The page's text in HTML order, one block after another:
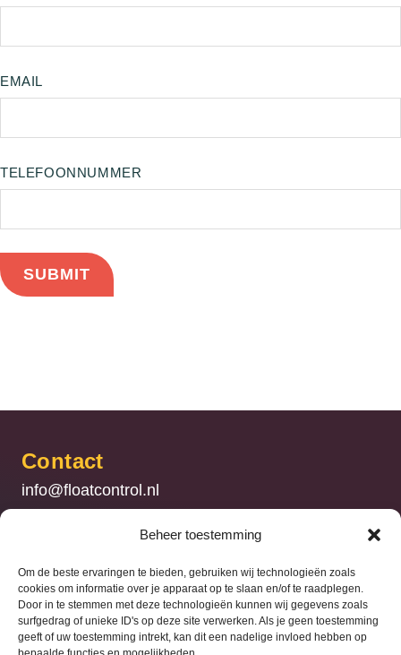
Beheer toestemming
Om de beste ervaringen te bieden, gebruiken wij technologieën zoals
cookies om informatie over je apparaat op te slaan en/of te raadplegen.
Door in te stemmen met deze technologieën kunnen wij gegevens zoals
surfgedrag of unieke ID's op deze site verwerken. Als je geen toestemming
geeft of uw toestemming intrekt, kan dit een nadelige invloed hebben op
Contact
info@floatcontrol.nl
+31 (0) 186 – 741740
Float Control
Met een luchtdrukwisselsysteem van Float
Control kunt u de bandenspanning eenvoudig